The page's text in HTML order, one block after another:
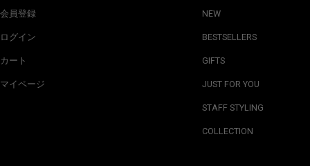
会員登録
ログイン
カート
マイページ
NEW
BESTSELLERS
GIFTS
JUST FOR YOU
STAFF STYLING
COLLECTION